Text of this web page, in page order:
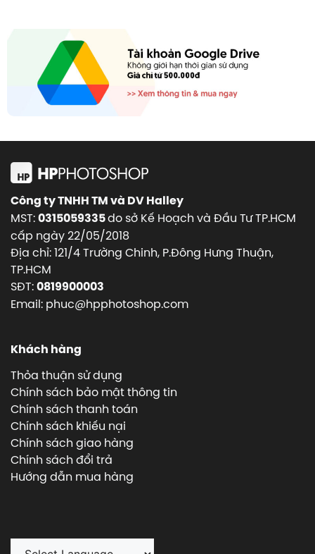
Công ty TNHH TM và DV Halley
MST:0315059335do sở Kế Hoạch và Đầu Tư TP.HCM
cấp ngày 22/05/2018
Địa chỉ: 121/4 Trường Chinh, P.Đông Hưng Thuận,
TP.HCM
SĐT:0819900003
Email: phuc@hpphotoshop.com
Khách hàng
Thỏa thuận sử dụng
Chính sách bảo mật thông tin
Chính sách thanh toán
Chính sách khiếu nại
Chính sách giao hàng
Chính sách đổi trả
Hướng dẫn mua hàng